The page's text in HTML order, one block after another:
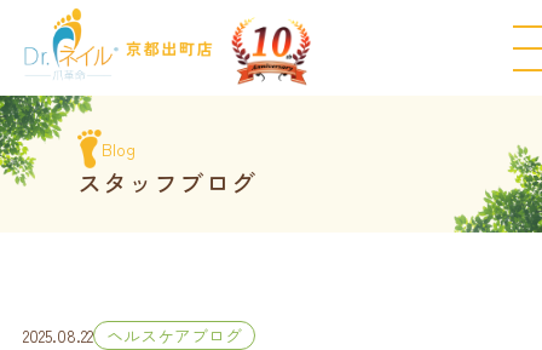
Blog
スタッフブログ
2025.08.22 ヘルスケアブログ